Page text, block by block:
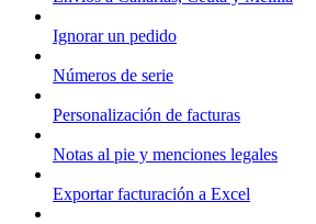
Ignorar un pedido
Números de serie
Personalización de facturas
Notas al pie y menciones legales
Exportar facturación a Excel